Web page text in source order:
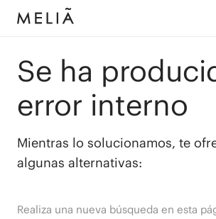
Se ha
error interno
Mientras lo solucionamos, te
algunas alternativas:
Realiza una nueva búsqueda en esta